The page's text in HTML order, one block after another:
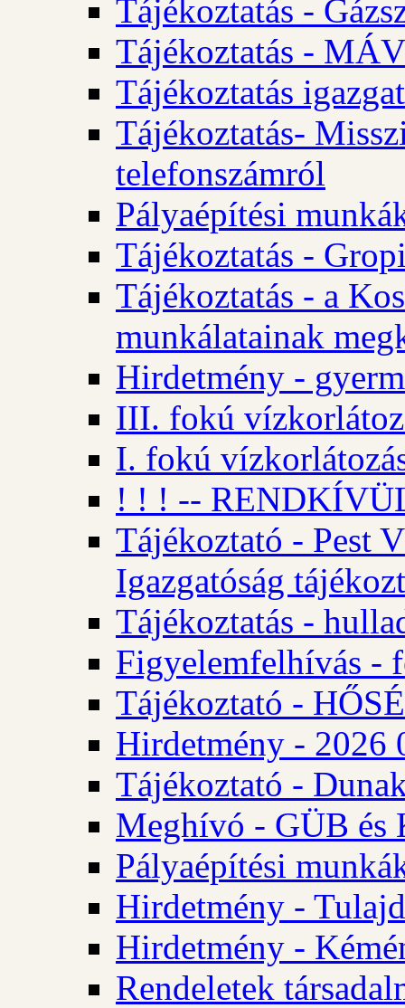
Tájékoztatás -
Tájékoztatás -
Tájékoztatás
Tájékoztatás-
telefonszámról
Pályaépítési
Tájékoztatás -
Tájékoztatás - a
munkálatainak
Hirdetmény -
III. fokú
I. fokú
! ! ! --
Tájékoztató - Pest
Igazgatóság
Tájékoztatás -
Figyelemfelhívás -
Tájékoztató -
Hirdetmény - 2026
Tájékoztató -
Meghívó - GÜB és
Pályaépítési
Hirdetmény -
Hirdetmény -
Rendeletek